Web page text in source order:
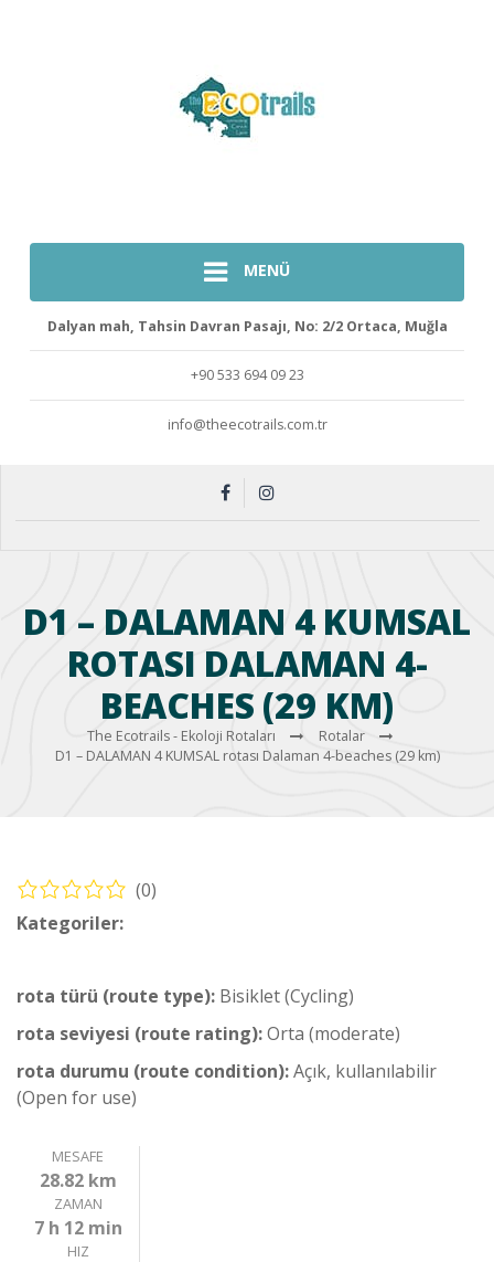
MENÜ
Dalyan mah, Tahsin Davran Pasajı, No: 2/2 Ortaca, Muğla
+90 533 694 09 23
info@theecotrails.com.tr
D1 – DALAMAN 4 KUMSAL
ROTASI DALAMAN 4-
BEACHES (29 KM)
The Ecotrails - Ekoloji Rotaları
Rotalar
D1 – DALAMAN 4 KUMSAL rotası Dalaman 4-beaches (29 km)
(0)
Kategoriler:
Bisiklet – Dalaman Rotaları (Cycling – Dalaman
rota türü (route type): Bisiklet (Cycling)
rota seviyesi (route rating):Orta (moderate)
rota durumu (route condition):Açık, kullanılabilir
(Open for use)
MESAFE
28.82 km
ZAMAN
7 h 12 min
HIZ